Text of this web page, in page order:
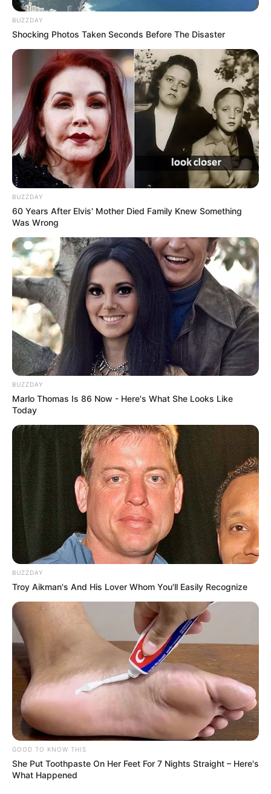
BUZZDAY
Shocking Photos Taken Seconds Before The Disaster
BUZZDAY
60 Years After Elvis' Mother Died Family Knew Something
Was Wrong
BUZZDAY
Marlo Thomas Is 86 Now - Here's What She Looks Like
Today
BUZZDAY
Troy Aikman's And His Lover Whom You'll Easily Recognize
GOOD TO KNOW THIS
She Put Toothpaste On Her Feet For 7 Nights Straight – Here's
What Happened